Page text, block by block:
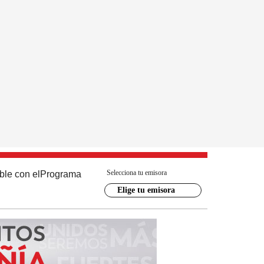
con el Programa Selecciona tu emisora
Elige tu emisora